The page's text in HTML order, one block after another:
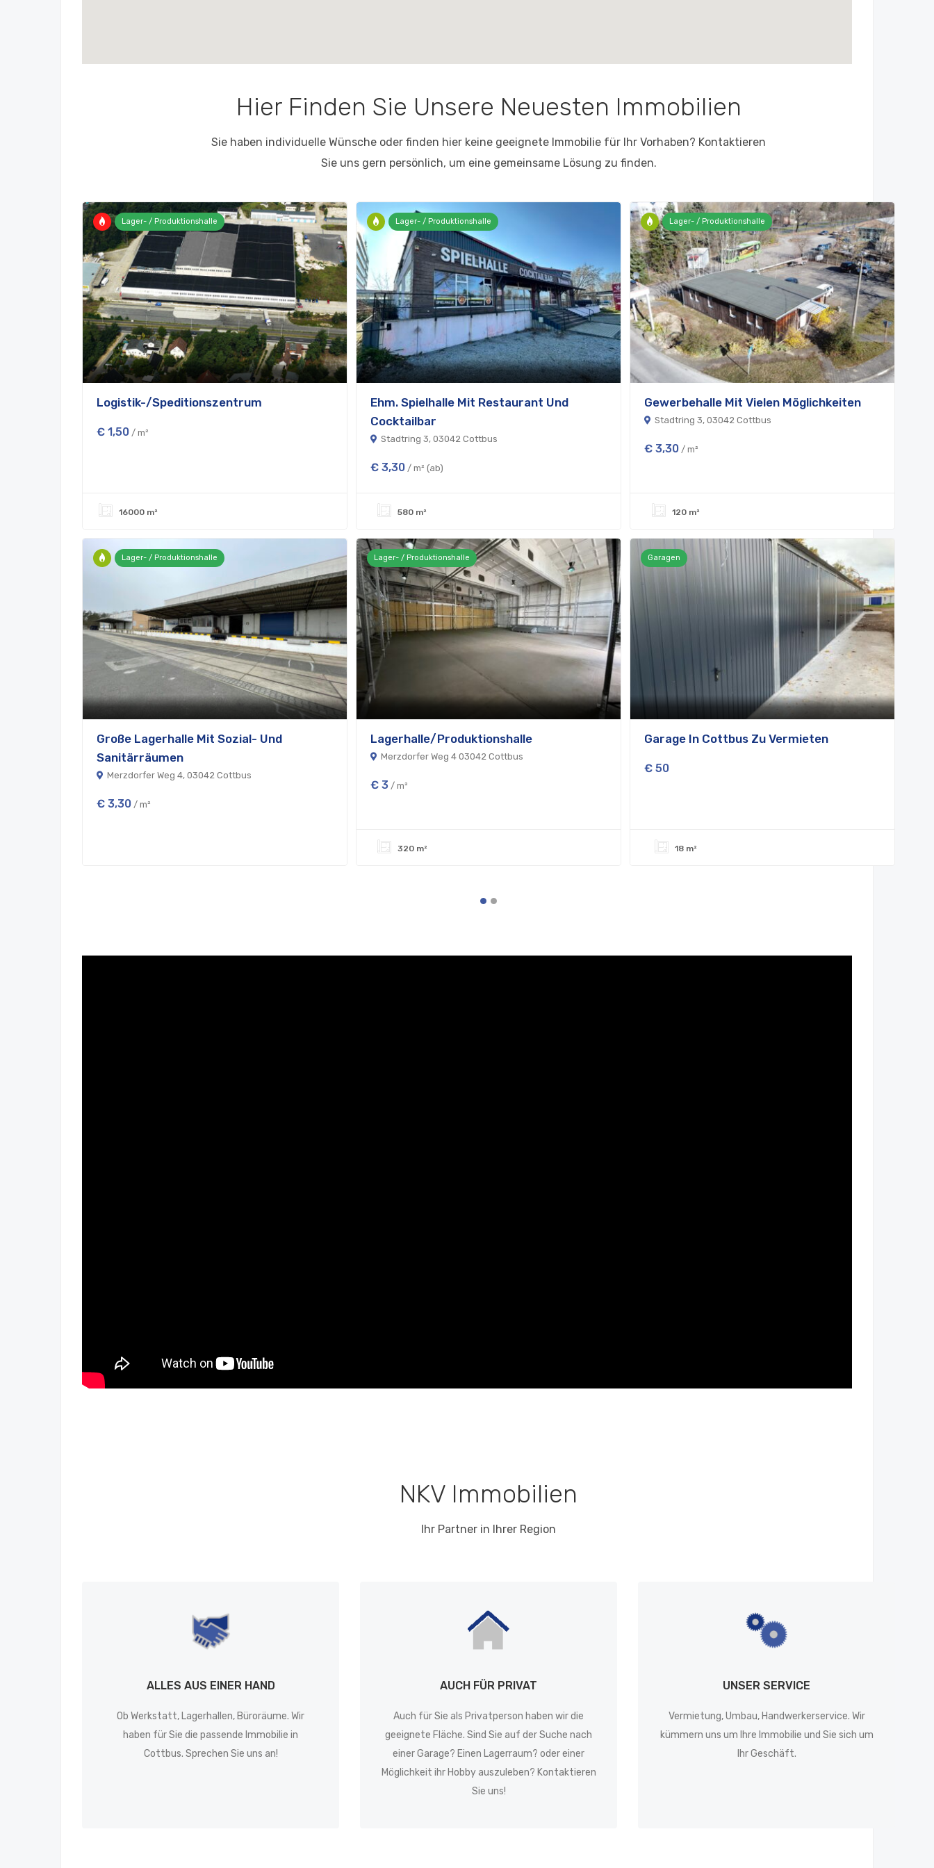
Hier Finden Sie Unsere Neuesten Immobilien
Sie haben individuelle Wünsche oder finden hier keine geeignete Immobilie für Ihr Vorhaben? Kontaktieren
Sie uns gern persönlich, um eine gemeinsame Lösung zu finden.
Lager- / Produktionshalle
Logistik-/Speditionszentrum
€ 1,50 / m²
16000 m²
Lager- / Produktionshalle
Ehm. Spielhalle Mit Restaurant Und
Cocktailbar
Stadtring 3, 03042 Cottbus
€ 3,30 / m² (ab)
580 m²
Lager- / Produktionshalle
Gewerbehalle Mit Vielen Möglichkeiten
Stadtring 3, 03042 Cottbus
€ 3,30 / m²
120 m²
Lager- / Produktionshalle
Große Lagerhalle Mit Sozial- Und
Sanitärräumen
Merzdorfer Weg 4, 03042 Cottbus
€ 3,30 / m²
Lager- / Produktionshalle
Lagerhalle/Produktionshalle
Merzdorfer Weg 4 03042 Cottbus
€ 3 / m²
320 m²
Garagen
Garage In Cottbus Zu Vermieten
€ 50
18 m²
NKV Immobilien
Ihr Partner in Ihrer Region
ALLES AUS EINER HAND
Ob Werkstatt, Lagerhallen, Büroräume. Wir
haben für Sie die passende Immobilie in
Cottbus. Sprechen Sie uns an!
AUCH FÜR PRIVAT
Auch für Sie als Privatperson haben wir die
geeignete Fläche. Sind Sie auf der Suche nach
einer Garage? Einen Lagerraum? oder einer
Möglichkeit ihr Hobby auszuleben? Kontaktieren
Sie uns!
UNSER SERVICE
Vermietung, Umbau, Handwerkerservice. Wir
kümmern uns um Ihre Immobilie und Sie sich um
Ihr Geschäft.